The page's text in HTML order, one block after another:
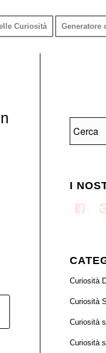
Curiosità Generatore
I
Curiosità
Curiosità
Curiosità
Curiosità